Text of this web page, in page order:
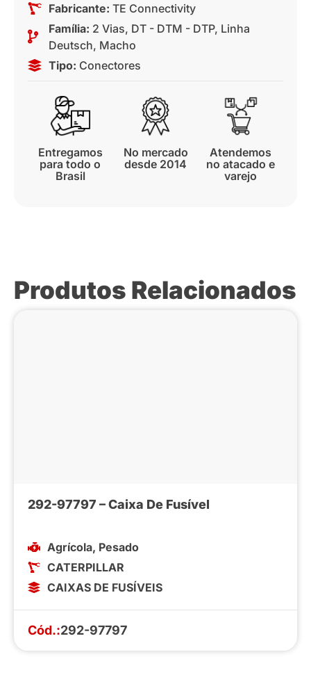
Fabricante: TE Connectivity
Família: 2 Vias, DT - DTM - DTP, Linha
Deutsch, Macho
Tipo: Conectores
Entregamos
para todo o
Brasil
No mercado
desde 2014
Atendemos
no atacado e
varejo
Produtos Relacionados
292-97797 – Caixa De Fusível
Agrícola, Pesado
CATERPILLAR
CAIXAS DE FUSÍVEIS
Cód.:292-97797